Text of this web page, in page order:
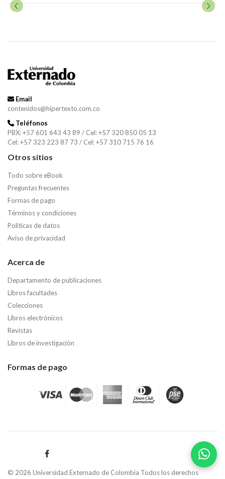
Email
contenidos@hipertexto.com.co
Teléfonos
PBX: +57 601 643 43 89 / Cel: +57 320 850 05 13
Cel: +57 323 223 87 73 / Cel: +57 310 715 76 16
Otros sitios
Todo sobre eBook
Preguntas frecuentes
Formas de pago
Términos y condiciones
Políticas de datos
Aviso de privacidad
Acerca de
Departamento de publicaciones
Libros facultades
Colecciones
Libros electrónicos
Revistas
Libros de investigación
Formas de pago
© 2026 Universidad Externado de Colombia Todos los derechos